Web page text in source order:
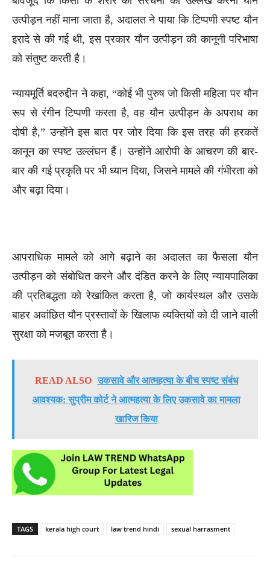
उत्पीड़न नहीं माना जाता है, अदालत ने पाया कि टिप्पणी स्पष्ट यौन
इरादे से की गई थी, इस प्रकार यौन उत्पीड़न की कानूनी परिभाषा
को संतुष्ट करती है।
न्यायमूर्ति बदरुद्दीन ने कहा, “कोई भी पुरुष जो किसी महिला पर यौन
रूप से रंगीन टिप्पणी करता है, वह यौन उत्पीड़न के अपराध का
दोषी है,” उन्होंने इस बात पर जोर दिया कि इस तरह की हरकतें
कानून का स्पष्ट उल्लंघन हैं। उन्होंने आरोपी के आचरण की बार-
बार की गई प्रकृति पर भी ध्यान दिया, जिसने मामले की गंभीरता को
और बढ़ा दिया।
आपराधिक मामले को आगे बढ़ाने का अदालत का फैसला यौन
उत्पीड़न को संबोधित करने और दंडित करने के लिए न्यायपालिका
की प्रतिबद्धता को रेखांकित करता है, जो कार्यस्थल और उसके
बाहर अवांछित यौन प्रस्तावों के खिलाफ व्यक्तियों को दी जाने वाली
सुरक्षा को मजबूत करता है।
READ ALSO उकसावे और आत्महत्या के बीच स्पष्ट संबंध
आवश्यक: सुप्रीम कोर्ट ने आत्महत्या के लिए उकसावे का मामला
खारिज किया
TAGS kerala high court law trend hindi sexual harrasment